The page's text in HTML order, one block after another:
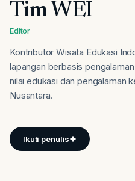
Tim WEI
Editor
Kontributor Wisata Edukasi
lapangan berbasis
nilai edukasi dan pengalaman
Nusantara.
Ikuti penulis